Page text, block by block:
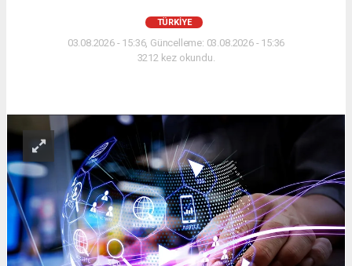
TÜRKİYE
03.08.2026 - 15:36, Güncelleme: 03.08.2026 - 15:36
3212 kez okundu.